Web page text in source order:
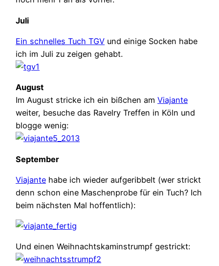
Juli
Ein schnelles Tuch TGV und einige Socken habe
ich im Juli zu zeigen gehabt.
August
Im August stricke ich ein bißchen am Viajante
weiter, besuche das Ravelry Treffen in Köln und
blogge wenig:
September
Viajante habe ich wieder aufgeribbelt (wer strickt
denn schon eine Maschenprobe für ein Tuch? Ich
beim nächsten Mal hoffentlich):
Und einen Weihnachtskaminstrumpf gestrickt: